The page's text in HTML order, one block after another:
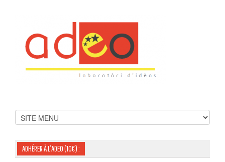
ADHÉRER À L’ADEO (10€) :